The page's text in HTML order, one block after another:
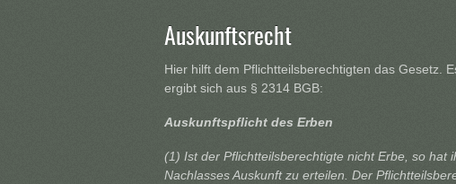
Auskunftsrecht
Hier hilft dem Pflichtteilsberechtigten das Gesetz.
ergibt sich aus § 2314 BGB:
Auskunftspflicht des Erben
(1) Ist der Pflichtteilsberechtigte nicht Erbe, so hat
Nachlasses Auskunft zu erteilen. Der